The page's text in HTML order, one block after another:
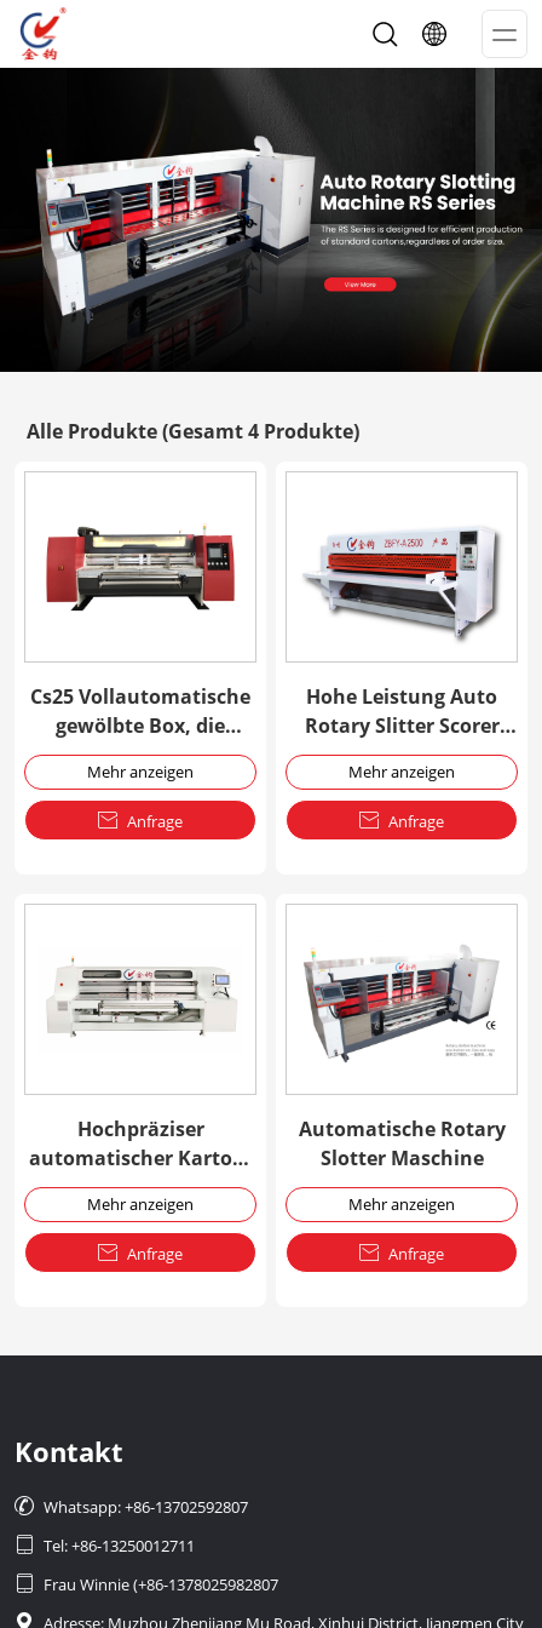
Alle Produkte(Gesamt 4 Produkte)
Cs25 Vollautomatische
gewölbte Box, die
Maschine herstellt
Mehr anzeigen
 Anfrage
Hohe Leistung Auto
Rotary Slitter Scorer
Maschine
Mehr anzeigen
 Anfrage
Hochpräziser
automatischer Karton,
der Maschine bildet
Mehr anzeigen
 Anfrage
Automatische Rotary
Slotter Maschine
Mehr anzeigen
 Anfrage
Kontakt
 Whatsapp: +86-13702592807
 Tel: +86-13250012711
 Frau Winnie (+86-1378025982807
 Adresse: Muzhou Zhenjiang Mu Road, Xinhui District, Jiangmen City